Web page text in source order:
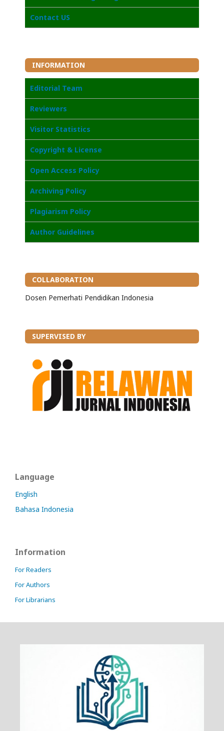
Contact US
INFORMATION
Editorial Team
Reviewers
Visitor Statistics
Copyright & License
Open Access Policy
Archiving Policy
Plagiarism Policy
Author Guidelines
COLLABORATION
Dosen Pemerhati Pendidikan Indonesia
SUPERVISED BY
Language
English
Bahasa Indonesia
Information
For Readers
For Authors
For Librarians